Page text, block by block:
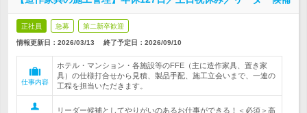
正社員 急募 第二新卒歓迎
情報更新日：2026/03/13 終了予定日： 2026/09/10
仕事内容
ホテル・マンション・各施設等のFFE（主に造作家具、置き家
具）の仕様打合せから見積、製品手配、施工立会いまで、一連の
工程を担当いただきます。
リーダー候補としてやりがいのあるお仕事ができる！＜必須＞高